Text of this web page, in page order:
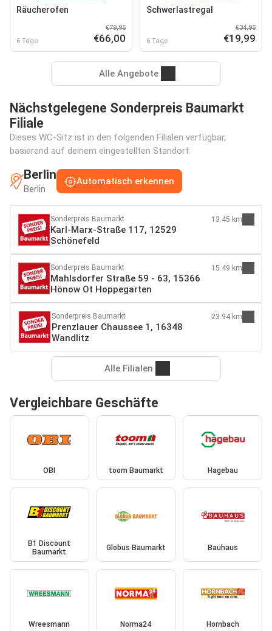
Räucherofen
6 Tage
€79,95
€66,00
Schwerlastregal
6 Tage
€34,95
€19,99
Alle Angebote
Nächstgelegene Sonderpreis Baumarkt
Filiale
Dieses WC-Sitz ist in den folgenden Filialen verfügbar,
basierend auf deinem eingestellten Standort:
Berlin
Berlin
Automatisch erkennen
Sonderpreis Baumarkt
Karl-Marx-Straße 117, 12529
Schönefeld
13.45 km
Sonderpreis Baumarkt
Mahlsdorfer Straße 59 - 63, 15366
Hönow Ot Hoppegarten
15.49 km
Sonderpreis Baumarkt
Prenzlauer Chaussee 1, 16348
Wandlitz
23.94 km
Alle Filialen
Vergleichbare Geschäfte
OBI toom Baumarkt Hagebau
B1 Discount
Baumarkt
Globus Baumarkt Bauhaus
Wreesmann Norma24 Hornbach